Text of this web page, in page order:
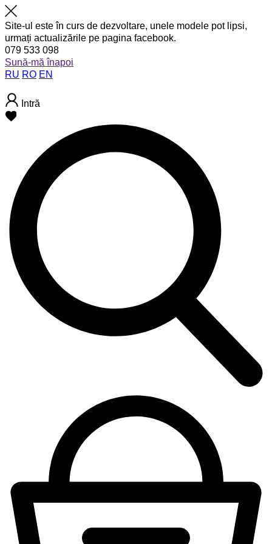
Site-ul este în curs de dezvoltare, unele modele pot lipsi,
urmați actualizările pe pagina facebook.
079 533 098
Sună-mă înapoi
RU RO EN
Intră